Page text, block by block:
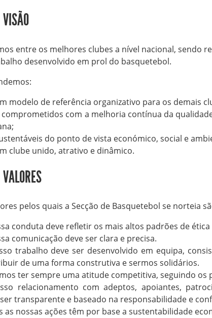
entre os melhores clubes a nível nacional, sendo
desenvolvido em prol do basquetebol.
modelo de referência organizativo para os demais
comprometidos com a melhoria contínua da
do ponto de vista económico, social e
clube unido, atrativo e dinâmico.
pelos quais a Secção de Basquetebol se norteia
conduta deve refletir os mais altos padrões de
comunicação deve ser clara e precisa.
trabalho deve ser desenvolvido em equipa,
de uma forma construtiva e sermos solidários.
ter sempre uma atitude competitiva, seguindo os
relacionamento com adeptos, apoiantes,
transparente e baseado na responsabilidade e
as nossas ações têm por base a sustentabilidade